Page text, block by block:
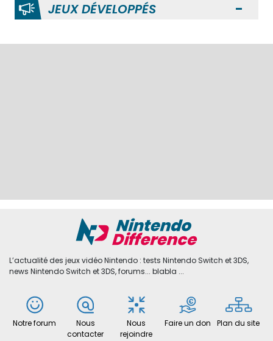
JEUX DÉVELOPPÉS
L’actualité des jeux vidéo Nintendo : tests Nintendo Switch et 3DS,
news Nintendo Switch et 3DS, forums... blabla ...
Notre forum
Nous
contacter
Nous
rejoindre
Faire un don Plan du site